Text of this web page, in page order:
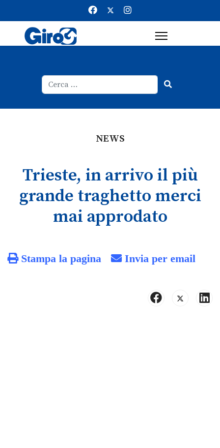
NEWS
Trieste, in arrivo il più
grande traghetto merci
mai approdato
Stampa la pagina Invia per email